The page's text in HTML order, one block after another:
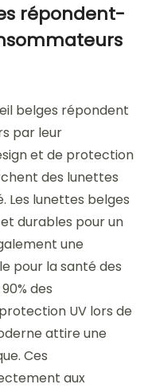
répondent-
belges répondent
par leur
et de protection
des lunettes
Les lunettes belges
durables pour un
une
pour la santé des
des
UV lors de
attire une
Ces
aux